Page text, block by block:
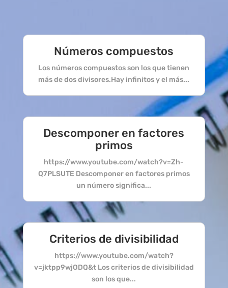
Números compuestos
Los números compuestos son los que tienen
más de dos divisores.Hay infinitos y el más...
Descomponer en factores
primos
https://www.youtube.com/watch?v=Zh-
Q7PLSUTE Descomponer en factores primos
un número significa...
Criterios de divisibilidad
https://www.youtube.com/watch?
v=jktpp9wjODQ&t Los criterios de divisibilidad
son los que...